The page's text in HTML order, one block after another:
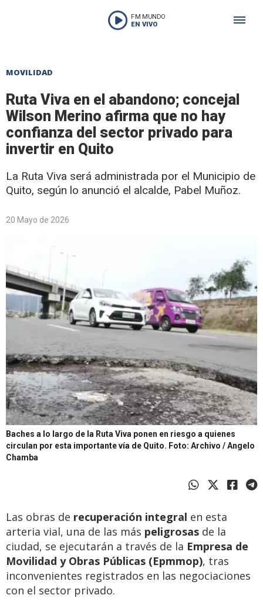
FM MUNDO
EN VIVO
MOVILIDAD
Ruta Viva en el abandono; concejal
Wilson Merino afirma que no hay
confianza del sector privado para
invertir en Quito
La Ruta Viva será administrada por el Municipio de
Quito, según lo anunció el alcalde, Pabel Muñoz.
20 Mayo de 2026
Baches a lo largo de la Ruta Viva ponen en riesgo a quienes
circulan por esta importante vía de Quito. Foto: Archivo / Angelo
Chamba
Las obras de recuperación integral en esta
arteria vial, una de las más peligrosas de la
ciudad, se ejecutarán a través de la Empresa de
Movilidad y Obras Públicas (Epmmop), tras
inconvenientes registrados en las negociaciones
con el sector privado.